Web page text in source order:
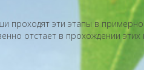
эти этапы в примерно
отстает в прохождении этих